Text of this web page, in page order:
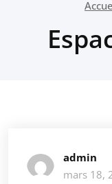
admin
mars 18,